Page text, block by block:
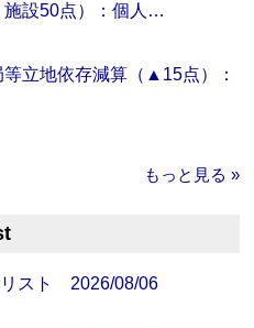
施設50点）：個人…
等立地依存減算（▲15点）：
もっと見る »
リスト 2026/08/06